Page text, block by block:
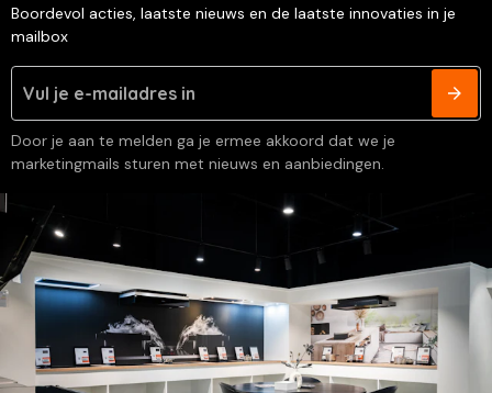
Boordevol acties, laatste nieuws en de laatste innovaties in je
mailbox
Door je aan te melden ga je ermee akkoord dat we je
marketingmails sturen met nieuws en aanbiedingen.